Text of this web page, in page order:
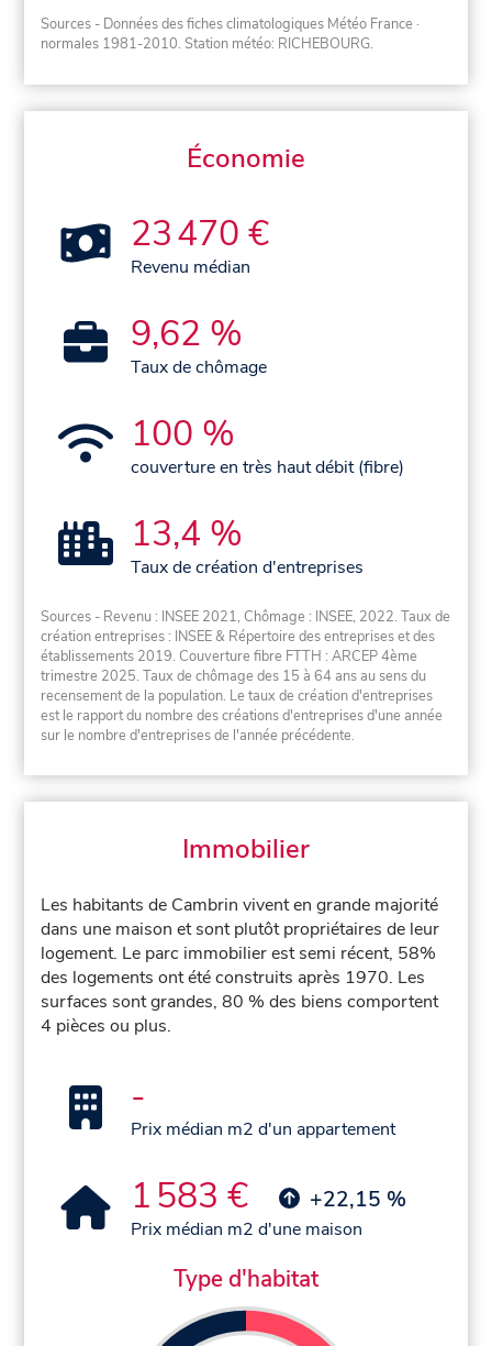
Sources - Données des fiches climatologiques Météo France ·
normales 1981-2010. Station météo: RICHEBOURG.
Économie
23 470 €
Revenu médian
9,62 %
Taux de chômage
100 %
couverture en très haut débit (fibre)
13,4 %
Taux de création d'entreprises
Sources - Revenu : INSEE 2021, Chômage : INSEE, 2022. Taux de
création entreprises : INSEE & Répertoire des entreprises et des
établissements 2019. Couverture fibre FTTH : ARCEP 4ème
trimestre 2025. Taux de chômage des 15 à 64 ans au sens du
recensement de la population. Le taux de création d'entreprises
est le rapport du nombre des créations d'entreprises d'une année
sur le nombre d'entreprises de l'année précédente.
Immobilier
Les habitants de Cambrin vivent en grande majorité
dans une maison et sont plutôt propriétaires de leur
logement. Le parc immobilier est semi récent, 58%
des logements ont été construits après 1970. Les
surfaces sont grandes, 80 % des biens comportent
4 pièces ou plus.
-
Prix médian m2 d'un appartement
1 583 € +22,15 %
Prix médian m2 d'une maison
Type d'habitat